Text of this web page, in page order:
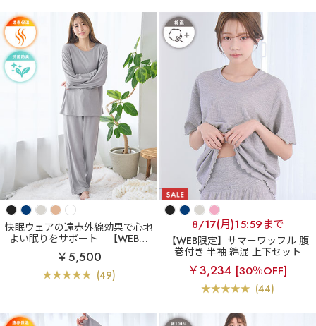
快眠ウェアの遠赤外線効果で心地
よい眠りをサポート
【WEB限
定】着るだけ 快眠ウェア 長袖 上
下セット
￥5,500
(49)
8/17(月)15:59まで
【WEB限定】サマーワッフル 腹
巻付き 半袖 綿混 上下セット
￥3,234 [30％OFF]
(44)